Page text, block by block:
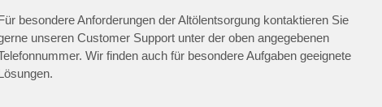
besondere Anforderungen der Altölentsorgung kontaktieren Sie
unseren Customer Support unter der oben angegebenen
Wir finden auch für besondere Aufgaben geeignete